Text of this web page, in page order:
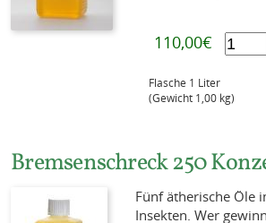
110,00€
Flasche 1 Liter
(Gewicht 1,00 kg)
Bremsenschreck 250
Fünf ätherische Öle
Insekten. Wer